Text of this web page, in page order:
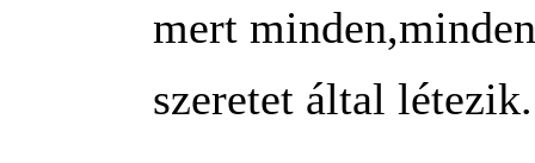
mert
szeretet által létezik.